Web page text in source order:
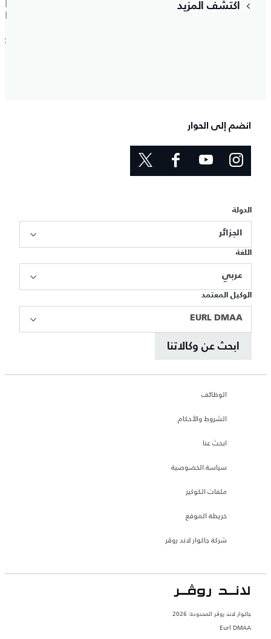
اكتشف المزيد
انضم إلى الحوار
الدولة
الجزائر
اللغة
عربي
الوكيل المعتمد
EURL DMAA
ابحث عن وكالاتنا
الوظائف
الشروط والأحكام
ابحث عنا
سياسة الخصوصية
ملفات الكوكيز
خريطة الموقع
شركة جاكوار لاند روڤر
جاكوار لاند روڨر المحدودة: 2026
Eurl DMAA